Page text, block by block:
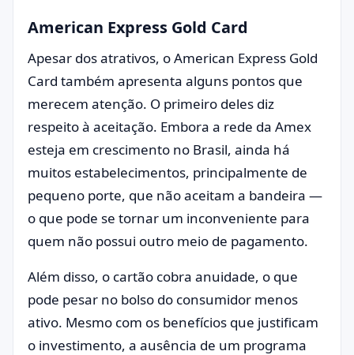
American Express Gold Card
Apesar dos atrativos, o American Express Gold
Card também apresenta alguns pontos que
merecem atenção. O primeiro deles diz
respeito à aceitação. Embora a rede da Amex
esteja em crescimento no Brasil, ainda há
muitos estabelecimentos, principalmente de
pequeno porte, que não aceitam a bandeira —
o que pode se tornar um inconveniente para
quem não possui outro meio de pagamento.
Além disso, o cartão cobra anuidade, o que
pode pesar no bolso do consumidor menos
ativo. Mesmo com os benefícios que justificam
o investimento, a ausência de um programa